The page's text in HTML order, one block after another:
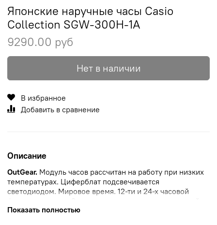
Японские наручные часы Casio
Collection SGW-300H-1A
9290.00 руб
Нет в наличии
В избранное
Добавить в сравнение
Описание
OutGear. Модуль часов рассчитан на работу при низких
температурах. Циферблат подсвечивается
светодиодом. Мировое время. 12-ти и 24-х часовой
формат
времени. Секундомер с точностью показаний
1/100с и временем измерения 24ч.
Показать полностью